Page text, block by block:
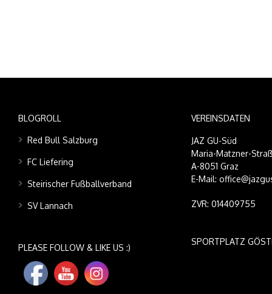
BLOGROLL
Red Bull Salzburg
FC Liefering
Steirischer Fußballverband
SV Lannach
PLEASE FOLLOW & LIKE US :)
VEREINSDATEN
JAZ GU-Süd
Maria-Matzner-
A-8051 Graz
E-Mail:
ZVR: 014409755
SPORTPLATZ